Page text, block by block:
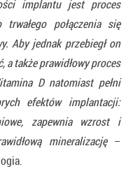
implantu jest proces
połączenia się
Aby jednak przebiegł on
a także prawidłowy proces
D natomiast pełni
efektów implantacji:
zapewnia wzrost i
mineralizację –